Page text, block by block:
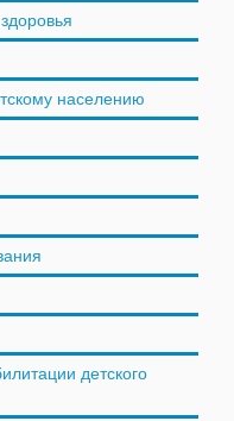
населению
детского